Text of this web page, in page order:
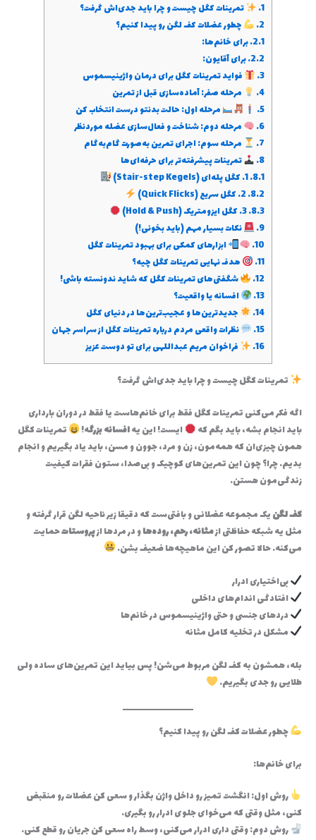
1.
تمرینات کگل چیست و چرا باید جدی‌اش گرفت؟
2.
چطور عضلات کف لگن رو پیدا کنیم؟
2.1. برای خانم‌ها:
2.2. برای آقایون:
3.
فواید تمرینات کگل برای درمان واژینیسموس
4.
مرحله صفر: آماده‌سازی قبل از تمرین
5.
مرحله اول: حالت بدنتو درست انتخاب کن
6.
مرحله دوم: شناخت و فعال‌سازی عضله موردنظر
7.
مرحله سوم: اجرای تمرین به‌صورت گام‌به‌گام
8.
تمرینات پیشرفته‌تر برای حرفه‌ای‌ها
8.1.
8.2.
8.3.
9.
نکات بسیار مهم (باید بخونی!)
10.
ابزارهای کمکی برای بهبود تمرینات کگل
11.
هدف نهایی تمرینات کگل چیه؟
12.
شگفتی‌های تمرینات کگل که شاید ندونسته باشی!
13.
افسانه یا واقعیت؟
14.
جدیدترین‌ها و عجیب‌ترین‌ها در دنیای کگل
15.
نظرات واقعی مردم درباره تمرینات کگل از سراسر جهان
16.
فراخوان مریم عبداللهی برای تو دوست عزیز
تمرینات کگل چیست و چرا باید جدی‌اش گرفت؟
اگه فکر می‌کنی تمرینات کگل فقط برای خانم‌هاست یا فقط در دوران بارداری
باید انجام بشه، باید بگم که
ایست! این یهافسانه بزرگه!
تمرینات کگل
همون چیزی‌ان که همه‌مون، زن و مرد، جوون و مسن، باید یاد بگیریم و انجام
بدیم. چرا؟ چون این تمرین‌های کوچیک و بی‌صدا، ستون فقرات کیفیت
زندگی‌مون هستن.
کف لگنیک مجموعه عضلانی و بافتی‌ست که دقیقا زیر ناحیه لگن قرار گرفته و
مثل یه شبکه حفاظتی ازمثانه، رحم، روده‌هاو در مردها ازپروستاتحمایت
می‌کنه. حالا تصور کن این ماهیچه‌ها ضعیف بشن…
بی‌اختیاری ادرار
افتادگی اندام‌های داخلی
دردهای جنسی و حتی واژینیسموس در خانم‌ها
مشکل در تخلیه کامل مثانه
بله، همشون به کف لگن مربوط می‌شن! پس بیاید این تمرین‌های ساده ولی
طلایی رو جدی بگیریم.
چطور عضلات کف لگن رو پیدا کنیم؟
برای خانم‌ها:
روش اول: انگشت تمیز رو داخل واژن بگذار و سعی کن عضلات رو منقبض
کنی، مثل وقتی که می‌خوای جلوی ادرار رو بگیری.
روش دوم: وقتی داری ادرار می‌کنی، وسط راه سعی کن جریان رو قطع کنی.